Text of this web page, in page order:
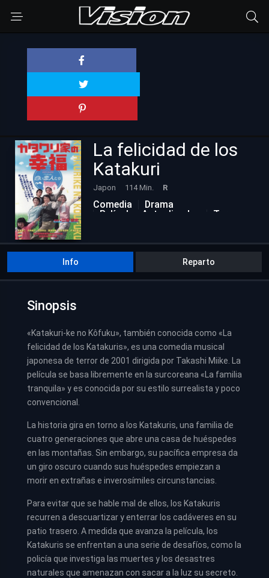
La felicidad de los
Katakuri
Japon 114 Min. R
Comedia
Drama
Películas Actualizadas
Terror
Info Reparto
Sinopsis
«Katakuri-ke no Kôfuku», también conocida como «La
felicidad de los Katakuris», es una comedia musical
japonesa de terror de 2001 dirigida por Takashi Miike. La
película se basa libremente en la surcoreana «La familia
tranquila» y es conocida por su estilo surrealista y poco
convencional.
La historia gira en torno a los Katakuris, una familia de
cuatro generaciones que abre una casa de huéspedes
en las montañas. Sin embargo, su pacífica empresa da
un giro oscuro cuando sus huéspedes empiezan a
morir en extrañas e inverosímiles circunstancias.
Para evitar que se hable mal de ellos, los Katakuris
recurren a descuartizar y enterrar los cadáveres en su
patio trasero. A medida que avanza la película, los
Katakuris se enfrentan a una serie de desafíos, como la
policía que investiga las muertes y los desastres
naturales que amenazan con sacar a la luz su secreto.